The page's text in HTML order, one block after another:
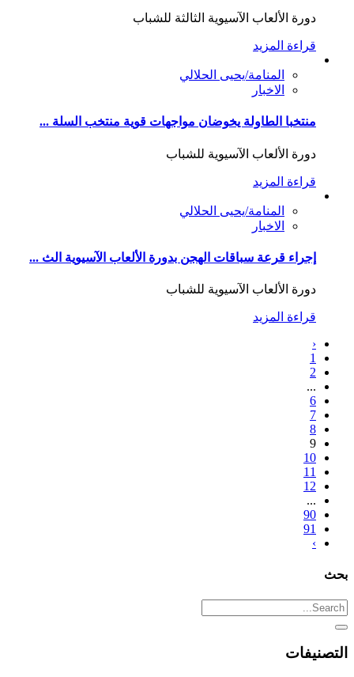
دورة الألعاب الآسيوية الثالثة للشباب
قراءة المزيد
المنامة/يحيى الحلالي
الاخبار
منتخبا الطاولة يخوضان مواجهات قوية منتخب السلة ...
دورة الألعاب الآسيوية للشباب
قراءة المزيد
المنامة/يحيى الحلالي
الاخبار
إجراء قرعة سباقات الهجن بدورة الألعاب الآسيوية الث ...
دورة الألعاب الآسيوية للشباب
قراءة المزيد
‹
1
2
...
6
7
8
9
10
11
12
...
90
91
›
بحث
التصنيفات